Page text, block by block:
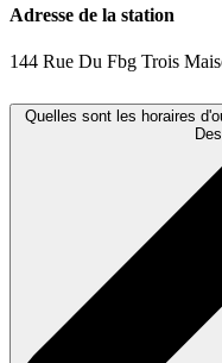
Adresse de la station
144 Rue Du Fbg Trois
Quelles sont les horaires